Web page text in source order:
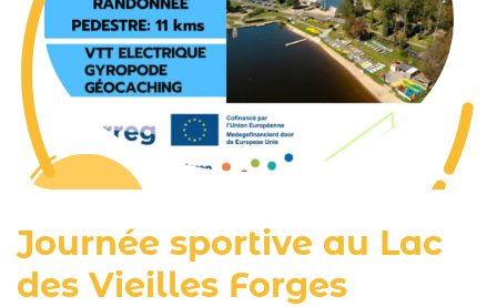
Journée sportive au Lac
des Vieilles Forges